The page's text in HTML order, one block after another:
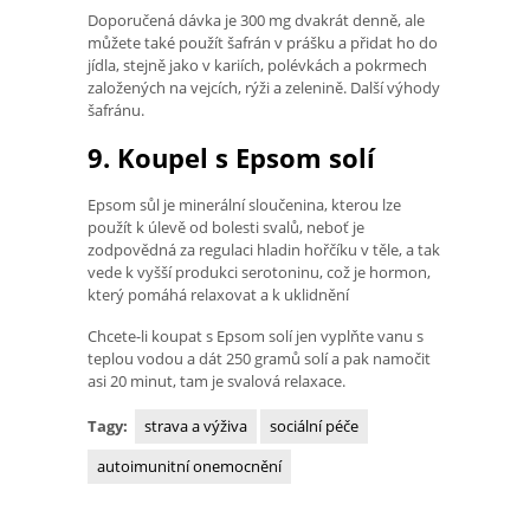
Doporučená dávka je 300 mg dvakrát denně, ale
můžete také použít šafrán v prášku a přidat ho do
jídla, stejně jako v kariích, polévkách a pokrmech
založených na vejcích, rýži a zelenině. Další výhody
šafránu.
9. Koupel s Epsom solí
Epsom sůl je minerální sloučenina, kterou lze
použít k úlevě od bolesti svalů, neboť je
zodpovědná za regulaci hladin hořčíku v těle, a tak
vede k vyšší produkci serotoninu, což je hormon,
který pomáhá relaxovat a k uklidnění
Chcete-li koupat s Epsom solí jen vyplňte vanu s
teplou vodou a dát 250 gramů solí a pak namočit
asi 20 minut, tam je svalová relaxace.
Tagy: strava a výživa
sociální péče
autoimunitní onemocnění